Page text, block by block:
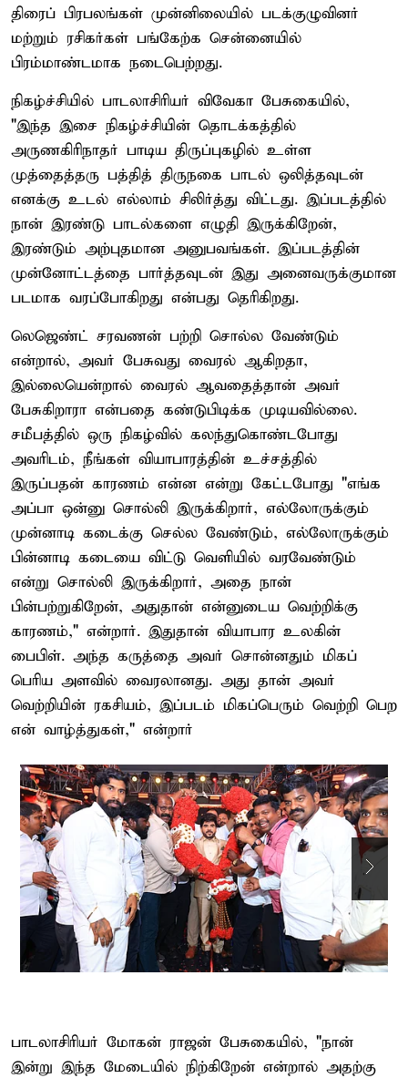
திரைப் பிரபலங்கள் முன்னிலையில் படக்குழுவினர்
மற்றும் ரசிகர்கள் பங்கேற்க சென்னையில்
பிரம்மாண்டமாக‌ நடைபெற்றது.
நிகழ்ச்சியில் பாடலாசிரியர் விவேகா பேசுகையில்,
"இந்த இசை நிகழ்ச்சியின் தொடக்கத்தில்
அருணகிரிநாதர் பாடிய திருப்புகழில் உள்ள‌
முத்தைத்தரு பத்தித் திருநகை பாடல் ஒலித்தவுடன்
எனக்கு உடல் எல்லாம் சிலிர்த்து விட்டது. இப்படத்தில்
நான் இரண்டு பாடல்களை எழுதி இருக்கிறேன்,
இரண்டும் அற்புதமான அனுபவங்கள். இப்படத்தின்
முன்னோட்டத்தை பார்த்தவுடன் இது அனைவருக்குமான
படமாக வரப்போகிறது என்பது தெரிகிறது.
லெஜெண்ட் சரவணன் பற்றி சொல்ல வேண்டும்
என்றால், அவர் பேசுவது வைரல் ஆகிறதா,
இல்லையென்றால் வைரல் ஆவதைத்தான் அவர்
பேசுகிறாரா என்பதை கண்டுபிடிக்க முடியவில்லை.
சமீபத்தில் ஒரு நிகழ்வில் கலந்துகொண்டபோது
அவரிடம், நீங்கள் வியாபாரத்தின் உச்சத்தில்
இருப்பதன் காரணம் என்ன என்று கேட்டபோது "எங்க
அப்பா ஒன்னு சொல்லி இருக்கிறார், எல்லோருக்கும்
முன்னாடி கடைக்கு செல்ல வேண்டும், எல்லோருக்கும்
பின்னாடி கடையை விட்டு வெளியில் வரவேண்டும்
என்று சொல்லி இருக்கிறார், அதை நான்
பின்பற்றுகிறேன், அதுதான் என்னுடைய வெற்றிக்கு
காரணம்," என்றார். இதுதான் வியாபார உலகின்
பைபிள். அந்த கருத்தை அவர் சொன்னதும் மிகப்
பெரிய அளவில் வைரலானது. அது தான் அவர்
வெற்றியின் ரகசியம், இப்படம் மிகப்பெரும் வெற்றி பெற
என் வாழ்த்துகள்," என்றார்
பாடலாசிரியர் மோகன் ராஜன் பேசுகையில், "நான்
இன்று இந்த மேடையில் நிற்கிறேன் என்றால் அதற்கு